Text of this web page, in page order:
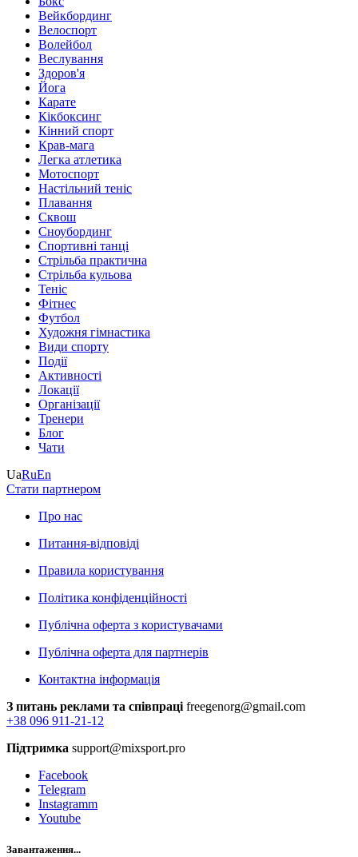
Вейкбординг
Велоспорт
Волейбол
Веслування
Здоров'я
Йога
Карате
Кікбоксинг
Кінний спорт
Крав-мага
Легка атлетика
Мотоспорт
Настільний теніс
Плавання
Сквош
Сноубординг
Спортивні танці
Стрільба практична
Стрільба кульова
Теніс
Фітнес
Футбол
Художня гімнастика
Види спорту
Події
Активності
Локації
Організації
Тренери
Блог
Чати
UaRuEn
Стати партнером
Про нас
Питання-відповіді
Правила користування
Політика конфіденційності
Публічна оферта з користувачами
Публічна оферта для партнерів
Контактна інформація
З питань реклами та співпраці freegenorg@gmail.com
+38 096 911-21-12
Підтримка support@mixsport.pro
Facebook
Telegram
Instagramm
Youtube
Завантаження...